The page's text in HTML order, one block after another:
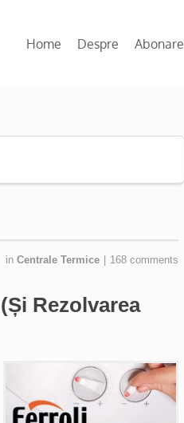
Home Despre Abonare
in Centrale Termice 168 comments
Rezolvarea